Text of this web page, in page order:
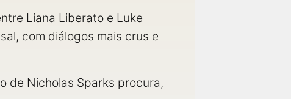
Liana Liberato e Luke
com diálogos mais crus e
de Nicholas Sparks procura,